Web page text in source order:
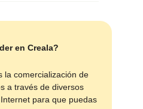
en Creala?
la comercialización de
a través de diversos
para que puedas